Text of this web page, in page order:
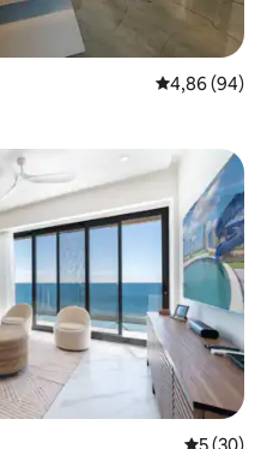
Średnia
4,86 (94)
Wybór gości